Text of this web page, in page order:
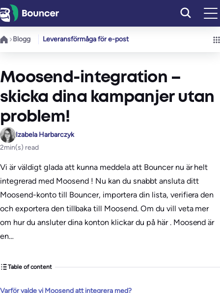
Hoppa
till
innehåll
Blogg Leveransförmåga för e-post
Moosend-integration –
skicka dina kampanjer utan
problem!
Izabela Harbarczyk
2min(s) read
Vi är väldigt glada att kunna meddela att Bouncer nu är helt
integrerad med Moosend ! Nu kan du snabbt ansluta ditt
Moosend-konto till Bouncer, importera din lista, verifiera den
och exportera den tillbaka till Moosend. Om du vill veta mer
om hur du ansluter dina konton klickar du på här . Moosend är
en…
Table of content
Varför valde vi Moosend att integrera med?